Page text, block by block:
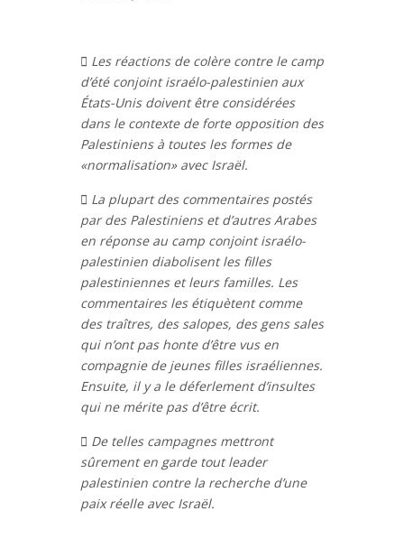
 Les réactions de colère contre le camp
d’été conjoint israélo-palestinien aux
États-Unis doivent être considérées
dans le contexte de forte opposition des
Palestiniens à toutes les formes de
«normalisation» avec Israël.
 La plupart des commentaires postés
par des Palestiniens et d’autres Arabes
en réponse au camp conjoint israélo-
palestinien diabolisent les filles
palestiniennes et leurs familles. Les
commentaires les étiquètent comme
des traîtres, des salopes, des gens sales
qui n’ont pas honte d’être vus en
compagnie de jeunes filles israéliennes.
Ensuite, il y a le déferlement d’insultes
qui ne mérite pas d’être écrit.
 De telles campagnes mettront
sûrement en garde tout leader
palestinien contre la recherche d’une
paix réelle avec Israël.